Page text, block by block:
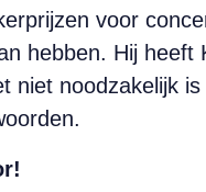
voor
hebben. Hij
niet nood­zakelijk